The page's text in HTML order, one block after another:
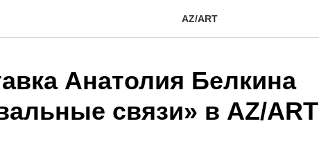
AZ/ART
Анатолия Белкина
связи» в AZ/ART